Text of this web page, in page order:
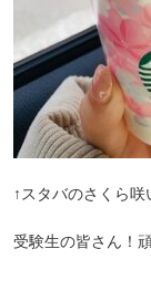
↑スタバのさくら
受験生の皆さん！